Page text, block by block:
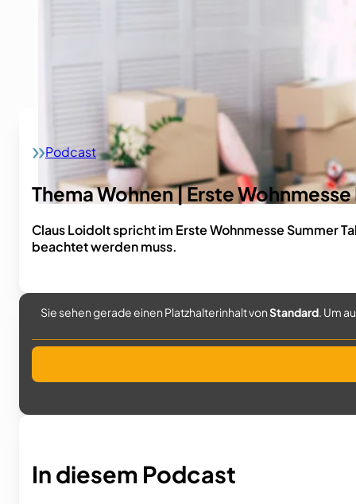
Home
Podcast
Thema Wohnen | Erste
Claus Loidolt spricht im Erste Wohnmesse Summer
beachtet werden muss.
Sie sehen gerade einen Platzhalterinhalt vonStandard. Um
In diesem Podcast